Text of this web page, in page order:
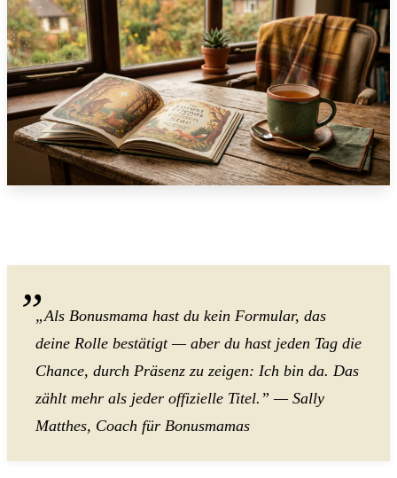
„Als Bonusmama hast du kein Formular, das
deine Rolle bestätigt — aber du hast jeden Tag die
Chance, durch Präsenz zu zeigen: Ich bin da. Das
zählt mehr als jeder offizielle Titel.” — Sally
Matthes, Coach für Bonusmamas